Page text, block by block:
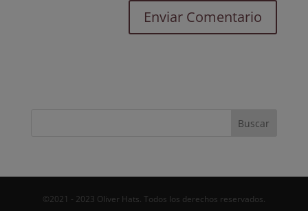
©2021 - 2023 Oliver Hats. Todos los derechos reservados.